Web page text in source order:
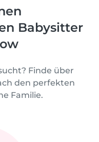
Babysitter
Finde über
den perfekten
Familie.